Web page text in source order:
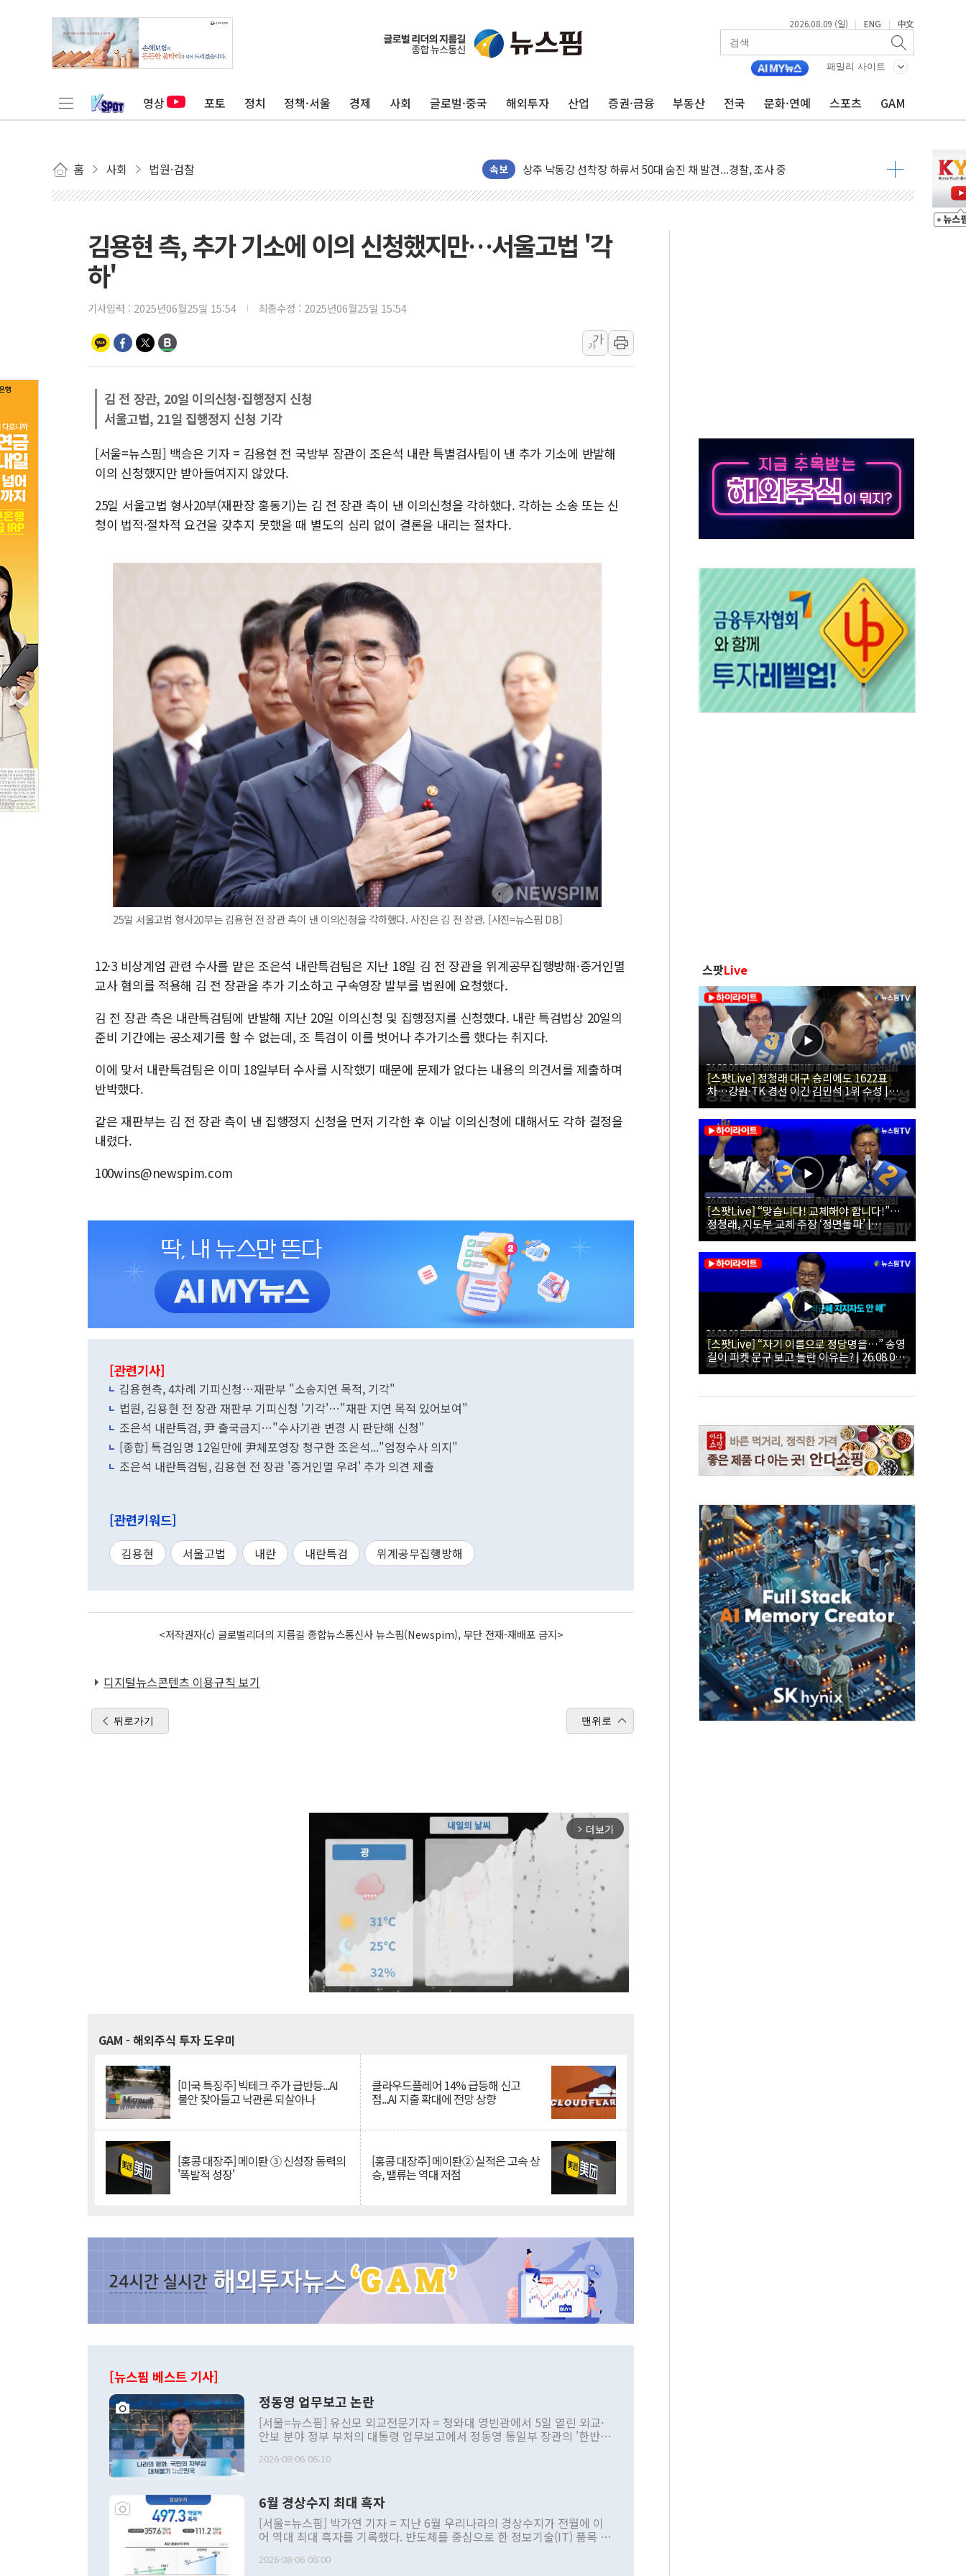
2026.08.09 (일) | ENG | 中文
패밀리 사이트
영상 포토 정치 정책·서울 경제 사회 글로벌·중국 해외투자 산업 증권·금융 부동산 전국 문화·연예 스포츠 GAM
홈 사회 법원·검찰 속보
평택 진위면 공장서 질식사고 발생…작업자 1명 숨져
포항 블루밸리 국가산단에 '철강 AI융합실증센터' 들어선다
[종합] 김민석, 정청래에 누적 1.48%p 차 선두 유지...金 46.01% vs 鄭 44.53%
민주당 경북도당위원장에 오중기 당선...합산득표율 68.63%
김민석, 강원·대구·경북 경선서 정청래에 승리…金 48.54% vs 鄭 44.40%
[속보] 민주, 강원·대구·경북 경선 결과...김민석 48.54% 정청래 44.40%
정재헌 CEO, SKT 장기고객 400명 맞이…"마음 잇는 시간 되길"
최태원, 노소영에 9440억 지급 확정되나…재상고 앞두고 막판 셈법
홈플러스發 대형마트 판매, 역대 최대폭 감소한 9.4%↓…유통업계 양극화 심화
윤준병·이해민 의원, '정부 특사'로 콜롬비아 대통령 취임식 참석
'호우·산사태 주의보' 울진 시간당 30mm 강한 비...호우 피해 없어
여야, 황희 '버스 하우스' 공방…野 "청년 우롱 기괴" vs 與 "송구한 해프닝"
김용현 측, 추가 기소에 이의 신청했지만…서울고법 '각
하'
기사입력 : 2025년06월25일 15:54 최종수정 : 2025년06월25일 15:54
가
가
김 전 장관, 20일 이의신청·집행정지 신청
서울고법, 21일 집행정지 신청 기각
[서울=뉴스핌] 백승은 기자 = 김용현 전 국방부 장관이 조은석 내란 특별검사팀이 낸 추가 기소에 반발해
이의 신청했지만 받아들여지지 않았다.
25일 서울고법 형사20부(재판장 홍동기)는 김 전 장관 측이 낸 이의신청을 각하했다. 각하는 소송 또는 신
청이 법적·절차적 요건을 갖추지 못했을 때 별도의 심리 없이 결론을 내리는 절차다.
25일 서울고법 형사20부는 김용현 전 장관 측이 낸 이의신청을 각하했다. 사진은 김 전 장관. [사진=뉴스핌 DB]
12·3 비상계엄 관련 수사를 맡은 조은석 내란특검팀은 지난 18일 김 전 장관을 위계공무집행방해·증거인멸
교사 혐의를 적용해 김 전 장관을 추가 기소하고 구속영장 발부를 법원에 요청했다.
김 전 장관 측은 내란특검팀에 반발해 지난 20일 이의신청 및 집행정지를 신청했다. 내란 특검법상 20일의
준비 기간에는 공소제기를 할 수 없는데, 조 특검이 이를 벗어나 추가기소를 했다는 취지다.
이에 맞서 내란특검팀은 이미 18일부터 수사를 시작했기 때문에 문제가 없다는 내용의 의견서를 제출하며
반박했다.
같은 재판부는 김 전 장관 측이 낸 집행정지 신청을 먼저 기각한 후 이날 이의신청에 대해서도 각하 결정을
내렸다.
100wins@newspim.com
[관련기사]
김용현측, 4차례 기피신청…재판부 "소송지연 목적, 기각"
법원, 김용현 전 장관 재판부 기피신청 '기각'…"재판 지연 목적 있어보여"
조은석 내란특검, 尹 출국금지…"수사기관 변경 시 판단해 신청"
[종합] 특검임명 12일만에 尹체포영장 청구한 조은석..."엄정수사 의지"
조은석 내란특검팀, 김용현 전 장관 '증거인멸 우려' 추가 의견 제출
[관련키워드]
김용현 서울고법 내란 내란특검 위계공무집행방해
<저작권자(c) 글로벌리더의 지름길 종합뉴스통신사 뉴스핌(Newspim), 무단 전재-재배포 금지>
디지털뉴스콘텐츠 이용규칙 보기
뒤로가기 맨위로
arrow_forward_ios 더보기
GAM - 해외주식 투자 도우미
[미국 특징주] 빅테크 주가 급반등...AI
불안 잦아들고 낙관론 되살아나
클라우드플레어 14% 급등해 신고
점...AI 지출 확대에 전망 상향
[홍콩 대장주] 메이퇀 ③ 신성장 동력의
'폭발적 성장'
[홍콩 대장주] 메이퇀② 실적은 고속 상
승, 밸류는 역대 저점
[뉴스핌 베스트 기사]
정동영 업무보고 논란
[서울=뉴스핌] 유신모 외교전문기자 = 청와대 영빈관에서 5일 열린 외교·
안보 분야 정부 부처의 대통령 업무보고에서 정동영 통일부 장관의 '한반도
발언 중에는 정부 내 조율을 거치지 않은 사안을 정책으로 추진하겠다고 공
주의적 희망에 근거한 비현실적 구상'이라는 비판을 내놨다. 그동안 정 장
관의 대북 정책 관련 발언이 물의를 빚은 적은 여러 번 있지만 대통령과 유
관 부처 장관이 공개적으로 부정적 입장을 표명한 것은 이례적이다. 정 장
관의 무리한 대북 접근법과 월권을 제어해야 한다는 목소리도 높아지고 있
다. [정동영 통일부 장관이 지난달 23일 오후 서울 종로구 정부서울청사에
2026-08-06 06:10
6월 경상수지 최대 흑자
[서울=뉴스핌] 박가연 기자 = 지난 6월 우리나라의 경상수지가 전월에 이
어 역대 최대 흑자를 기록했다. 반도체를 중심으로 한 정보기술(IT) 품목 수
료=한국은행] 한국은행이 6일 발표한 '2026년 6월 국제수지(잠정)'에 따르
2026-08-06 08:00
스팟Live
[스팟Live] 정청래 대구 승리에도 1622표
차…강원·TK 경선 이긴 김민석 1위 수성 |
26.08.09 더불어민주당 당대표·최고위원 후
보 대구·경북 합동연설회
[스팟Live] “맞습니다! 교체해야 합니다!”…
정청래, 지도부 교체 주장 ‘정면돌파’ |
26.08.09 더불어민주당 당대표·최고위원 후
보 대구·경북 합동연설회
[스팟Live] “자기 이름으로 정당명을…” 송영
길이 피켓 문구 보고 놀란 이유는? | 26.08.09
더불어민주당 당대표·최고위원 후보 대구·경